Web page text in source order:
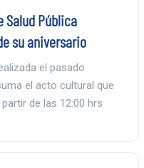
Salud Pública
su aniversario
el pasado
el acto cultural que
de las 12:00 hrs